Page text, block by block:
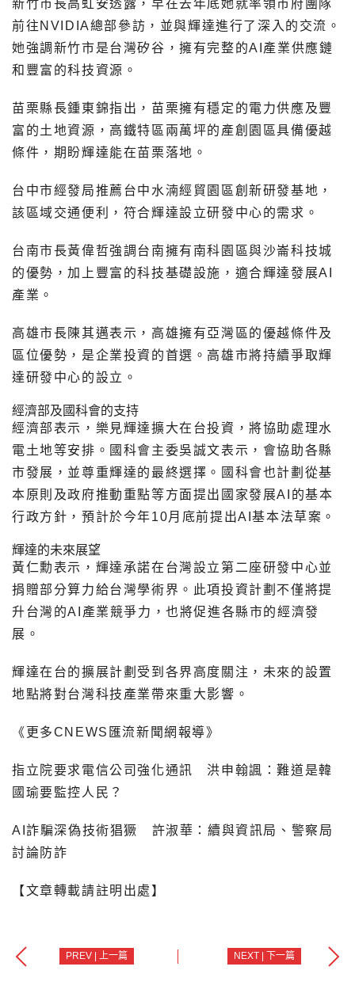
新竹市長高虹安透露，早在去年底她就率領市府團隊
前往NVIDIA總部參訪，並與輝達進行了深入的交流。
她強調新竹市是台灣矽谷，擁有完整的AI產業供應鏈
和豐富的科技資源。
苗栗縣長鍾東錦指出，苗栗擁有穩定的電力供應及豐
富的土地資源，高鐵特區兩萬坪的產創園區具備優越
條件，期盼輝達能在苗栗落地。
台中市經發局推薦台中水湳經貿園區創新研發基地，
該區域交通便利，符合輝達設立研發中心的需求。
台南市長黃偉哲強調台南擁有南科園區與沙崙科技城
的優勢，加上豐富的科技基礎設施，適合輝達發展AI
產業。
高雄市長陳其邁表示，高雄擁有亞灣區的優越條件及
區位優勢，是企業投資的首選。高雄市將持續爭取輝
達研發中心的設立。
經濟部及國科會的支持
經濟部表示，樂見輝達擴大在台投資，將協助處理水
電土地等安排。國科會主委吳誠文表示，會協助各縣
市發展，並尊重輝達的最終選擇。國科會也計劃從基
本原則及政府推動重點等方面提出國家發展AI的基本
行政方針，預計於今年10月底前提出AI基本法草案。
輝達的未來展望
黃仁勳表示，輝達承諾在台灣設立第二座研發中心並
捐贈部分算力給台灣學術界。此項投資計劃不僅將提
升台灣的AI產業競爭力，也將促進各縣市的經濟發
展。
輝達在台的擴展計劃受到各界高度關注，未來的設置
地點將對台灣科技產業帶來重大影響。
《更多CNEWS匯流新聞網報導》
指立院要求電信公司強化通訊 洪申翰諷：難道是韓
國瑜要監控人民？
AI詐騙深偽技術猖獗 許淑華：續與資訊局、警察局
討論防詐
【文章轉載請註明出處】
PREV | 上一篇 NEXT | 下一篇